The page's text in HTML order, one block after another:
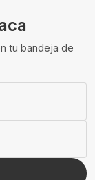
tu bandeja de